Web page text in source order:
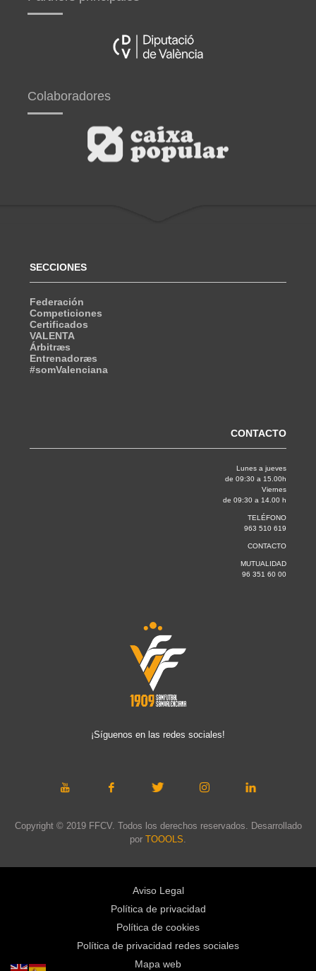
Colaboradores
SECCIONES
Federación
Competiciones
Certificados
VALENTA
Árbitræs
Entrenadoræs
#somValenciana
CONTACTO
Lunes a jueves
de 09:30 a 15.00h
Viernes
de 09:30 a 14.00 h
TELÉFONO
963 510 619
CONTACTO
MUTUALIDAD
96 351 60 00
¡Síguenos en las redes sociales!
Copyright © 2019 FFCV. Todos los derechos reservados. Desarrollado
por TOOOLS
Aviso Legal
Política de privacidad
Política de cookies
Política de privacidad redes sociales
Mapa web